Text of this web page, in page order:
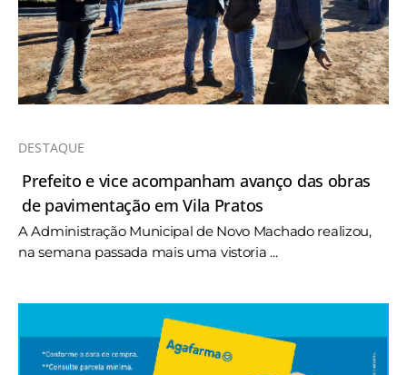
DESTAQUE
Prefeito e vice acompanham avanço das obras
de pavimentação em Vila Pratos
A Administração Municipal de Novo Machado realizou,
na semana passada mais uma vistoria ...